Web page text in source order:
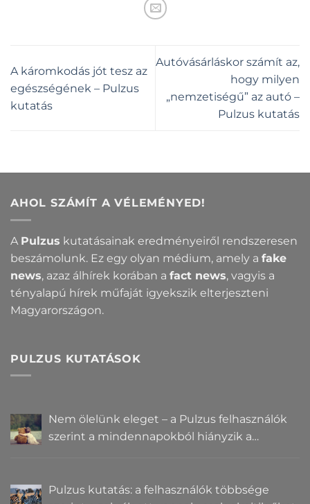
A káromkodás jót tesz az
egészségének – Pulzus
kutatás
Autóvásárláskor számít az,
hogy milyen
„nemzetiségű” az autó –
Pulzus kutatás
AHOL SZÁMÍT A VÉLEMÉNYED!
A Pulzus kutatásainak eredményeiről rendszeresen
beszámolunk. Ez egy olyan médium, amely a fake
news, azaz álhírek korában a fact news, vagyis a
tényalapú hírek műfaját igyekszik elterjeszteni
Magyarországon.
PULZUS KUTATÁSOK
Nem ölelünk eleget – a Pulzus felhasználók
szerint a mindennapokból hiányzik a
Pulzus kutatás: a felhasználók többsége